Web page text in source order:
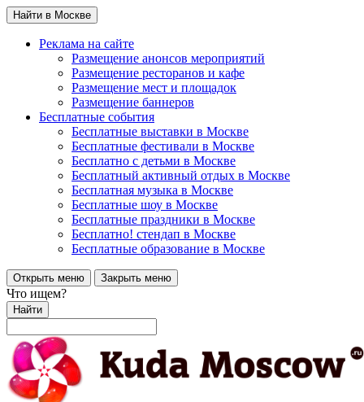
Найти в Москве
Реклама на сайте
Размещение анонсов мероприятий
Размещение ресторанов и кафе
Размещение мест и площадок
Размещение баннеров
Бесплатные события
Бесплатные выставки в Москве
Бесплатные фестивали в Москве
Бесплатно с детьми в Москве
Бесплатный активный отдых в Москве
Бесплатная музыка в Москве
Бесплатные шоу в Москве
Бесплатные праздники в Москве
Бесплатно! стендап в Москве
Бесплатные образование в Москве
Открыть меню Закрыть меню
Что ищем?
Найти